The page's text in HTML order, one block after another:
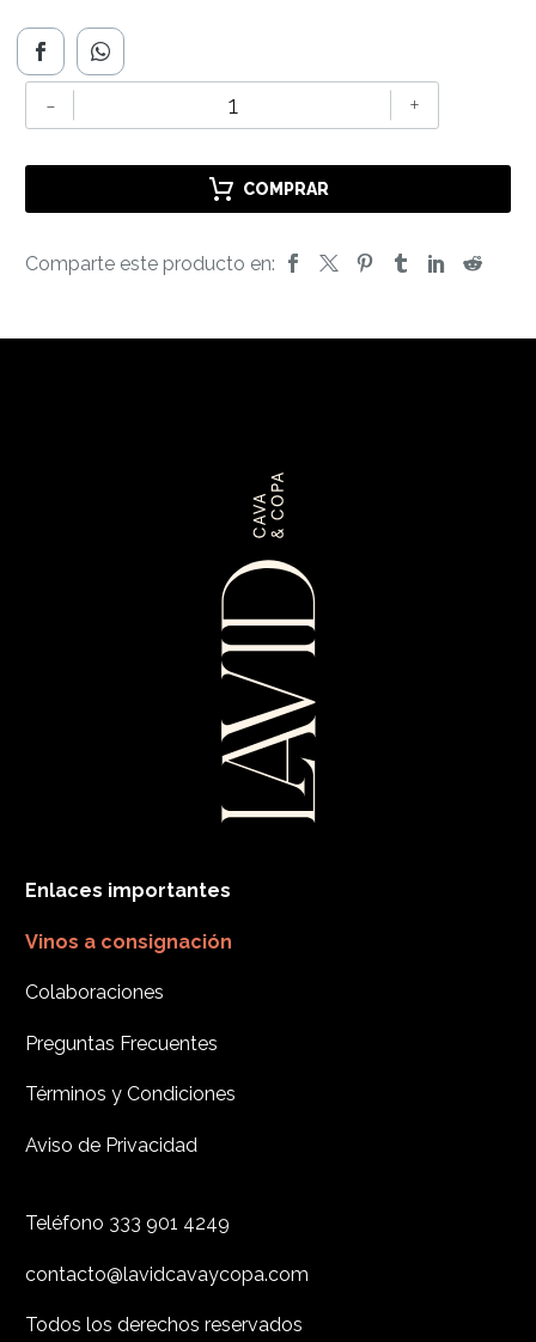
-
Hermanos
Hernaiz
Rioja
+
COMPRAR
Comparte este producto en:
Enlaces importantes
Vinos a consignación
Colaboraciones
Preguntas Frecuentes
Términos y Condiciones
Aviso de Privacidad
Teléfono 333 901 4249
contacto@lavidcavaycopa.com
Todos los derechos reservados